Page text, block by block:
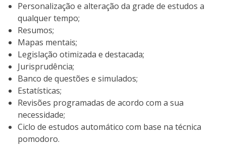
Personalização e alteração da grade de estudos a
qualquer tempo;
Resumos;
Mapas mentais;
Legislação otimizada e destacada;
Jurisprudência;
Banco de questões e simulados;
Estatísticas;
Revisões programadas de acordo com a sua
necessidade;
Ciclo de estudos automático com base na técnica
pomodoro.